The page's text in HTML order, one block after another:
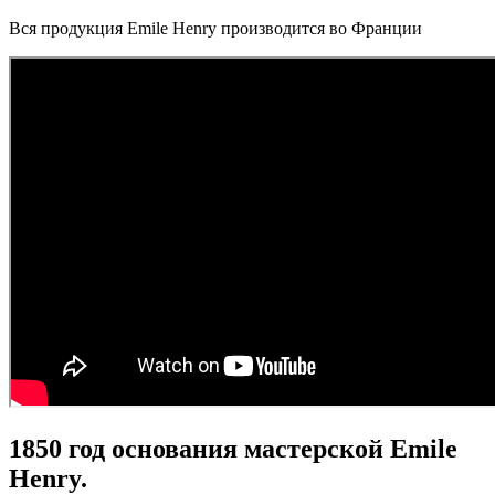
Вся продукция Emile Henry производится во Франции
1850 год основания мастерской Emile
Henry.